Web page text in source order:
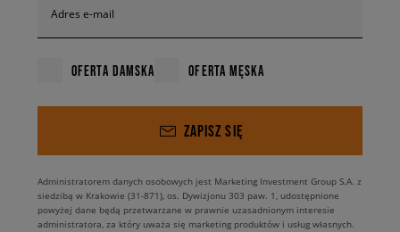
Adres e-mail
OFERTA DAMSKA OFERTA MĘSKA
ZAPISZ SIĘ
Administratorem danych osobowych jest Marketing Investment Group S.A. z
siedzibą w Krakowie (31-871), os. Dywizjonu 303 paw. 1, udostępnione
powyżej dane będą przetwarzane w prawnie uzasadnionym interesie
administratora, za który uważa się marketing produktów i usług własnych.